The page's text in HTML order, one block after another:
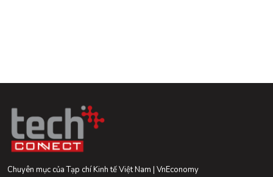
Chuyên mục của Tạp chí Kinh tế Việt Nam | VnEconomy